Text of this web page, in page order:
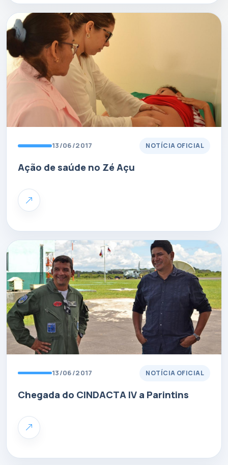
13/06/2017 NOTÍCIA OFICIAL
Ação de saúde no Zé Açu
13/06/2017 NOTÍCIA OFICIAL
Chegada do CINDACTA IV a Parintins